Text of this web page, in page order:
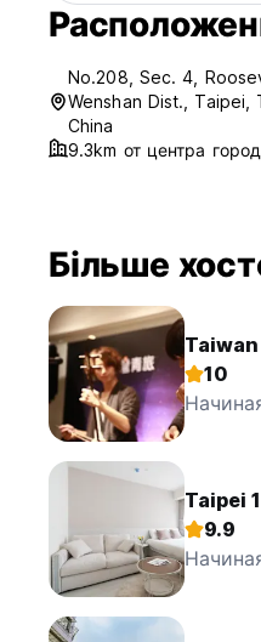
No.208, Sec. 4,
Wenshan Dist., Taipei,
China
9.3km от центра
Більше
10
Taipei
9.9